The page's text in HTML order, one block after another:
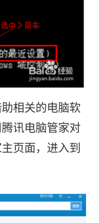
相关的电脑软
讯电脑管家对
页面，进入到